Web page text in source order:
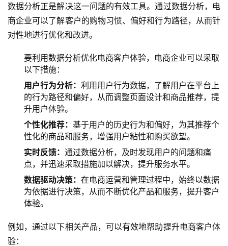
数据分析正是解决这一问题的有效工具。通过数据分析，电
商企业可以了解客户的购物习惯、偏好和行为路径，从而针
对性地进行优化和改进。
要利用数据分析优化电商客户体验，电商企业可以采取
以下措施：
用户行为分析： 利用用户行为数据，了解用户在平台上
的行为路径和偏好，从而调整页面设计和商品推荐，提
升用户体验。
个性化推荐： 基于用户的历史行为和偏好，为其推荐个
性化的商品和服务，增强用户粘性和购买欲望。
实时反馈： 通过数据分析，及时发现用户的问题和痛
点，并迅速采取措施加以解决，提升服务水平。
数据驱动决策： 在电商运营和管理过程中，始终以数据
为依据进行决策，从而不断优化产品和服务，提升客户
体验。
例如，通过以下相关产品，可以有效地帮助提升电商客户体
验：